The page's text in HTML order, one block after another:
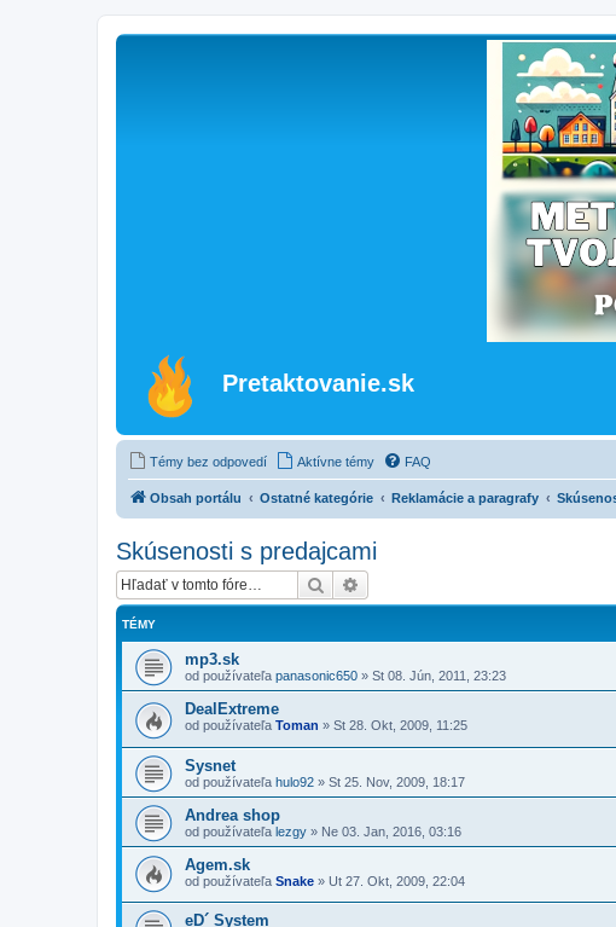
Pretaktovanie.sk
Témy bez odpovedí Aktívne témy FAQ
Obsah portálu Ostatné kategórie Reklamácie a paragrafy
Skúsenosti s predajcami
Hľadať
TÉMY
mp3.sk
od používateľa panasonic650 » St 08. Jún, 2011, 23:23
DealExtreme
od používateľa Toman » St 28. Okt, 2009, 11:25
Sysnet
od používateľa hulo92 » St 25. Nov, 2009, 18:17
Andrea shop
od používateľa lezgy » Ne 03. Jan, 2016, 03:16
Agem.sk
od používateľa Snake » Ut 27. Okt, 2009, 22:04
eD´ System